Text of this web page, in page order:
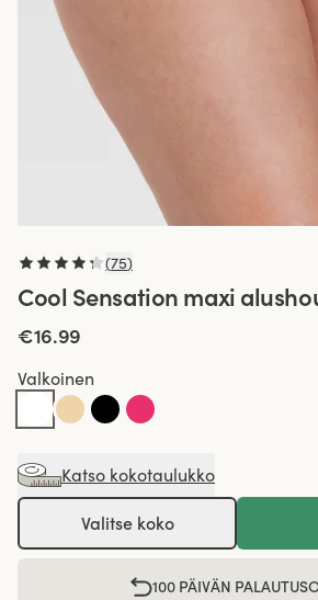
(75)
Cool Sensation maxi
€16.99
Valkoinen
Katso kokotaulukko
Valitse koko
100 PÄIVÄN